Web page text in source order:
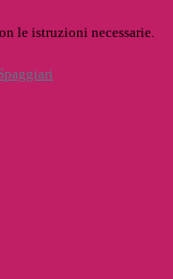
le istruzioni necessarie.